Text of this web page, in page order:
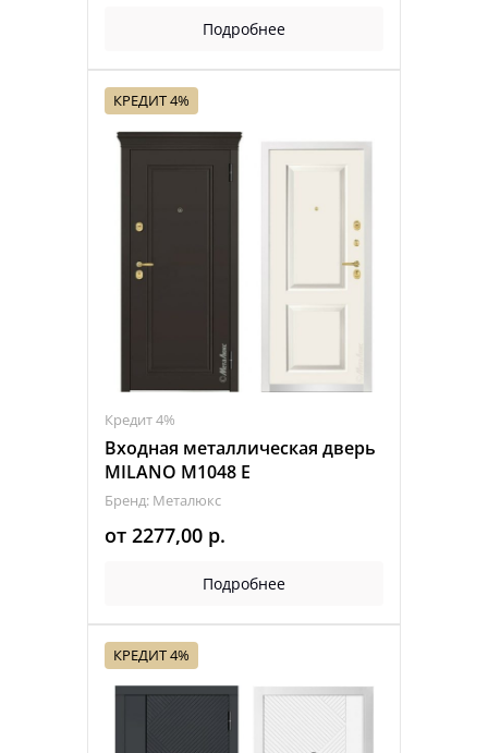
Подробнее
КРЕДИТ 4%
Кредит 4%
Входная металлическая дверь
MILANO M1048 Е
Бренд: Металюкс
от 2277,00 р.
Подробнее
КРЕДИТ 4%